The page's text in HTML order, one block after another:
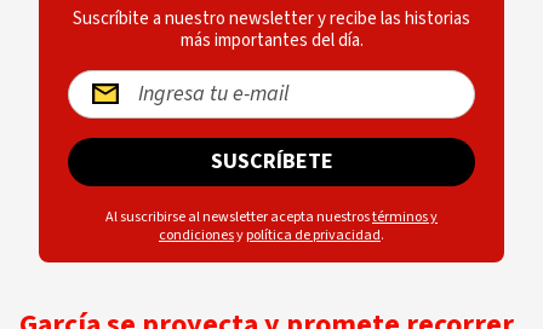
Suscríbite a nuestro newsletter y recibe las historias
más importantes del día.
SUSCRÍBETE
Al suscribirse al newsletter acepta nuestrostérminos y
condicionesypolítica de privacidad.